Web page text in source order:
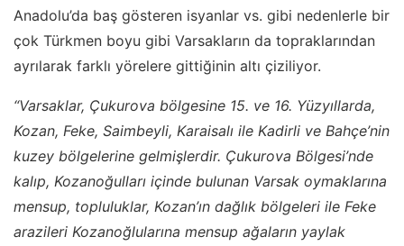
Anadolu’da baş gösteren isyanlar vs. gibi nedenlerle bir
çok Türkmen boyu gibi Varsakların da topraklarından
ayrılarak farklı yörelere gittiğinin altı çiziliyor.
“Varsaklar, Çukurova bölgesine 15. ve 16. Yüzyıllarda,
Kozan, Feke, Saimbeyli, Karaisalı ile Kadirli ve Bahçe’nin
kuzey bölgelerine gelmişlerdir. Çukurova Bölgesi’nde
kalıp, Kozanoğulları içinde bulunan Varsak oymaklarına
mensup, topluluklar, Kozan’ın dağlık bölgeleri ile Feke
arazileri Kozanoğlularına mensup ağaların yaylak